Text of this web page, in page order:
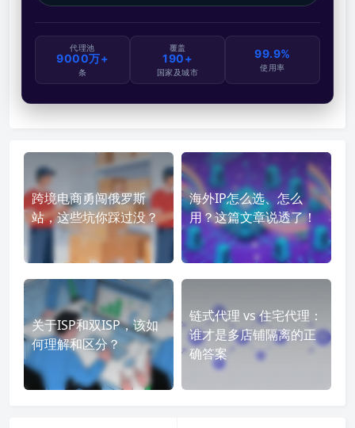
代理池
9000万+
条
覆盖
190+
国家及城市
99.9%
使用率
跨境电商勇闯俄罗斯
站，这些坑你踩过没？
海外IP怎么选、怎么
用？这篇文章说透了！
关于ISP和双ISP，该如
何理解和区分？
链式代理 vs 住宅代理：
谁才是多店铺隔离的正
确答案